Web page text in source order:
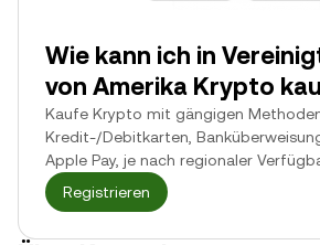
Wie kann ich in
von Amerika Krypto
Kaufe Krypto mit gängigen
Kredit-/Debitkarten,
Apple Pay, je nach regionaler
Registrieren